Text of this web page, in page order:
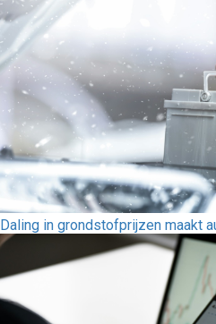
Daling in grondstofprijzen maakt